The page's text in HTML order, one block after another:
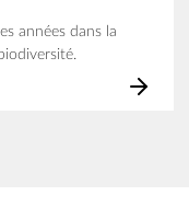
années dans la